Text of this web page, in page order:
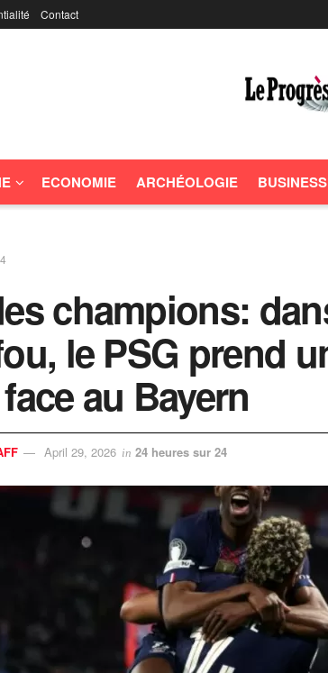
Contact
ECONOMIE ARCHÉOLOGIE BUSINESS
champions:
le PSG prend
au Bayern
April 29, 2026 in 24 heures sur 24